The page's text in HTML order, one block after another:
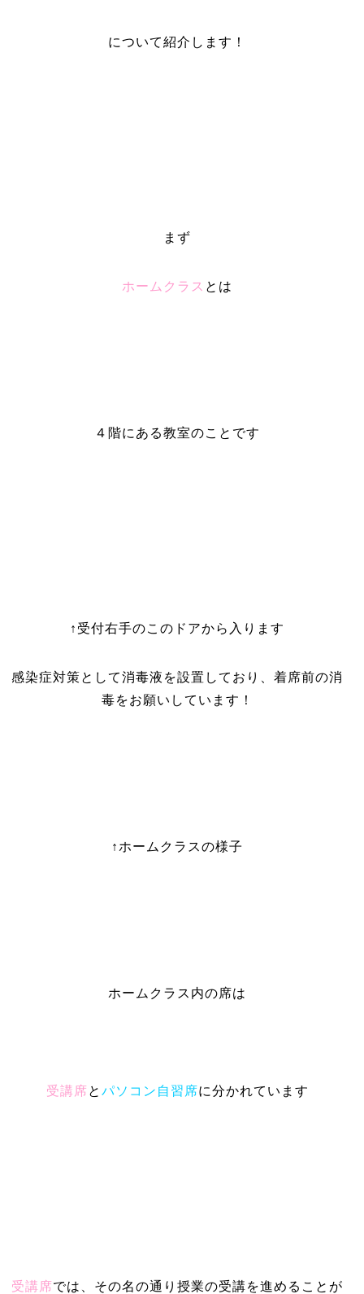
について紹介します！
まず
ホームクラス とは
４階にある教室のことです
↑受付右手のこのドアから入ります
感染症対策として消毒液を設置しており、着席前の消
毒をお願いしています！
↑ホームクラスの様子
ホームクラス内の席は
受講席と パソコン自習席に分かれています
受講席では、その名の通り授業の受講を進めることが